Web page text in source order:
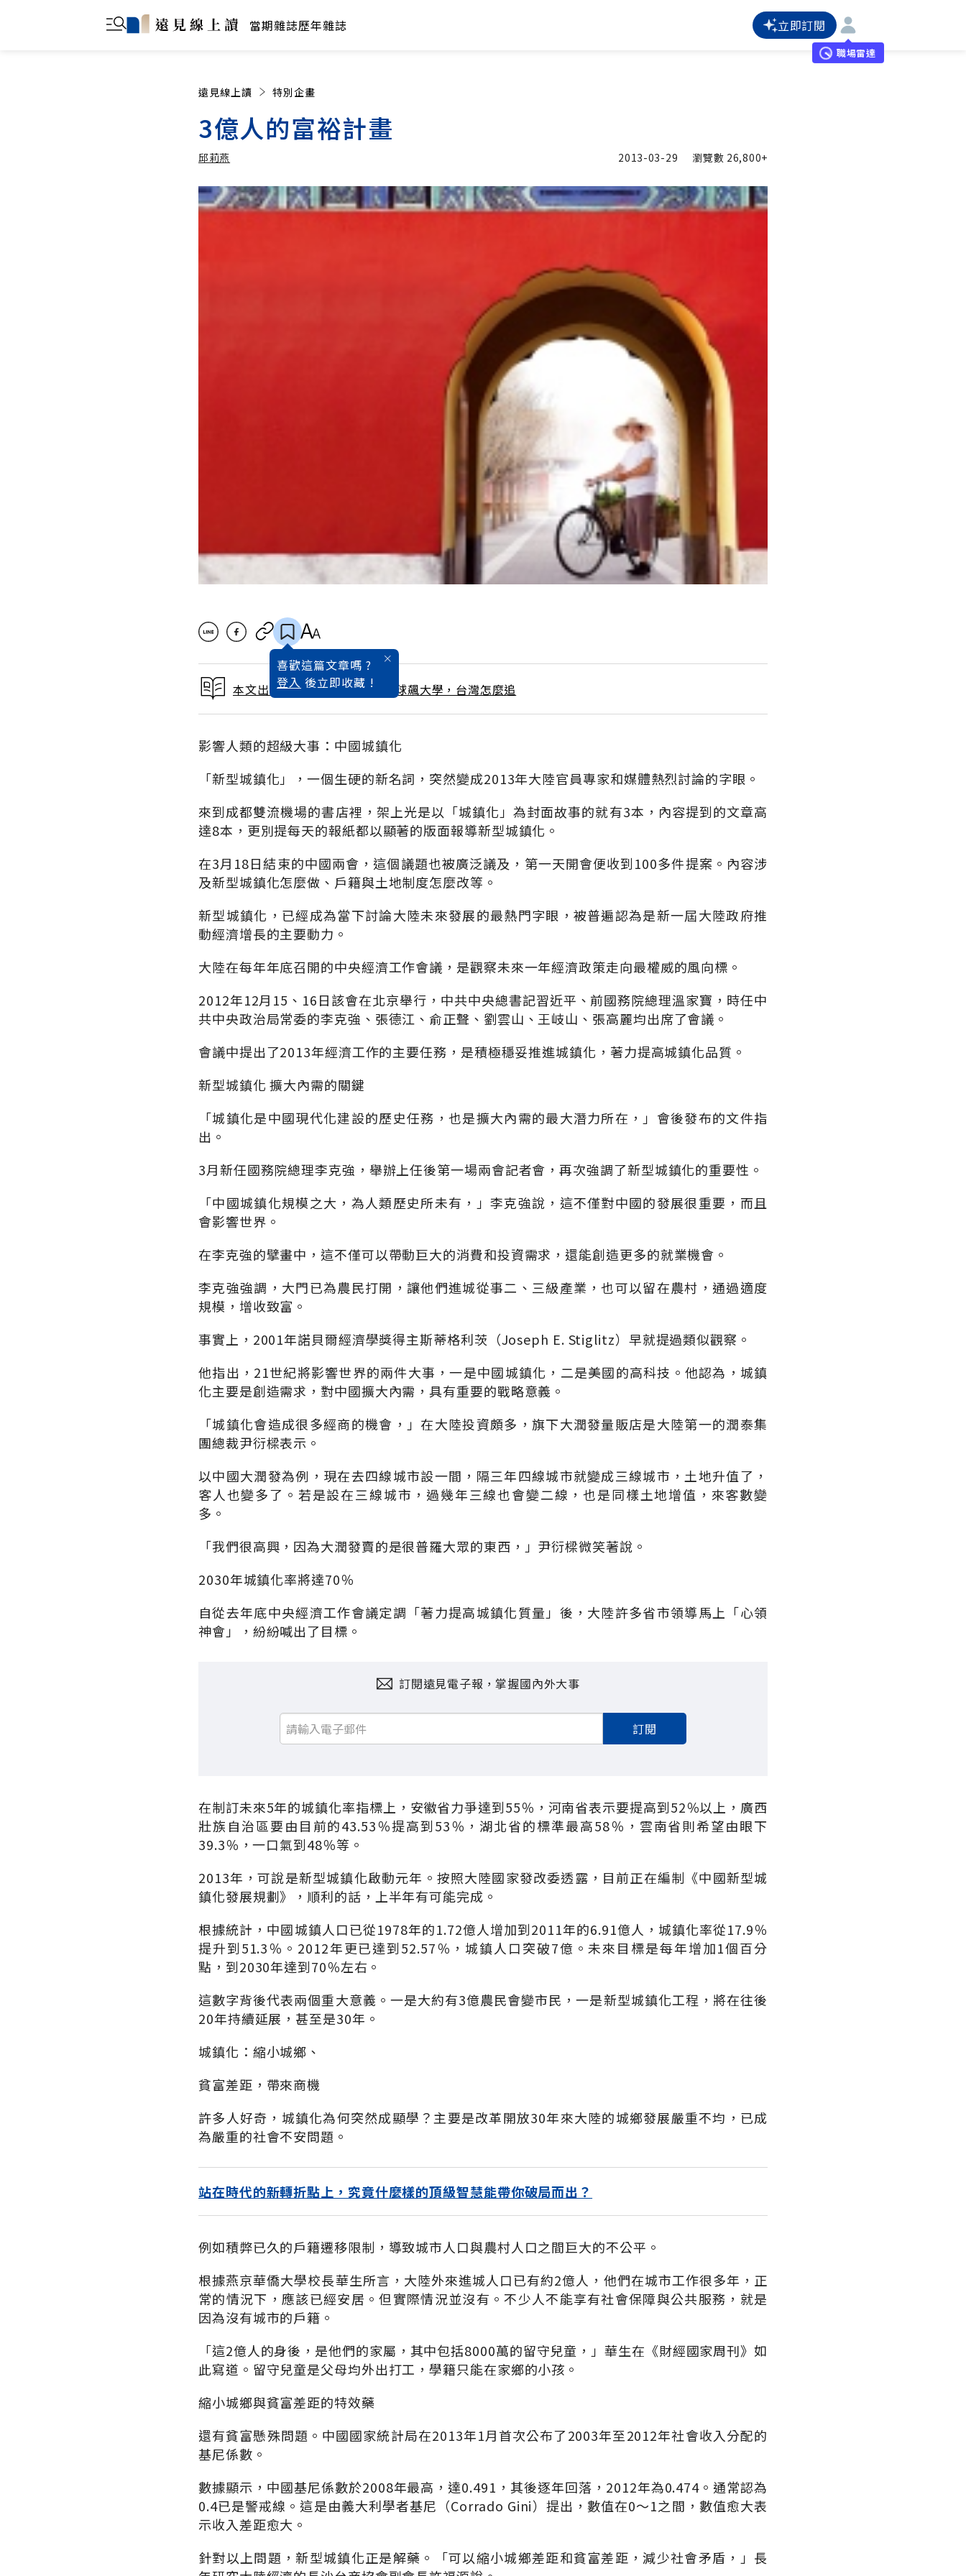
當期雜誌歷年雜誌 立即訂閱
職場雷達
遠見線上讀 特別企畫
3億人的富裕計畫
邱莉燕
邱莉燕 加入追蹤
2013-03-29 瀏覽數 26,800+
喜歡這篇文章嗎 ?
登入 後立即收藏 !
本文出自 2013 / 4月號雜誌 全球飆大學，台灣怎麼追
影響人類的超級大事：中國城鎮化
「新型城鎮化」，一個生硬的新名詞，突然變成2013年大陸官員專家和媒體熱烈討論的字眼。
來到成都雙流機場的書店裡，架上光是以「城鎮化」為封面故事的就有3本，內容提到的文章高
達8本，更別提每天的報紙都以顯著的版面報導新型城鎮化。
在3月18日結束的中國兩會，這個議題也被廣泛議及，第一天開會便收到100多件提案。內容涉
及新型城鎮化怎麼做、戶籍與土地制度怎麼改等。
新型城鎮化，已經成為當下討論大陸未來發展的最熱門字眼，被普遍認為是新一屆大陸政府推
動經濟增長的主要動力。
大陸在每年年底召開的中央經濟工作會議，是觀察未來一年經濟政策走向最權威的風向標。
2012年12月15、16日該會在北京舉行，中共中央總書記習近平、前國務院總理溫家寶，時任中
共中央政治局常委的李克強、張德江、俞正聲、劉雲山、王岐山、張高麗均出席了會議。
會議中提出了2013年經濟工作的主要任務，是積極穩妥推進城鎮化，著力提高城鎮化品質。
新型城鎮化 擴大內需的關鍵
「城鎮化是中國現代化建設的歷史任務，也是擴大內需的最大潛力所在，」會後發布的文件指
出。
3月新任國務院總理李克強，舉辦上任後第一場兩會記者會，再次強調了新型城鎮化的重要性。
「中國城鎮化規模之大，為人類歷史所未有，」李克強說，這不僅對中國的發展很重要，而且
會影響世界。
在李克強的擘畫中，這不僅可以帶動巨大的消費和投資需求，還能創造更多的就業機會。
李克強強調，大門已為農民打開，讓他們進城從事二、三級產業，也可以留在農村，通過適度
規模，增收致富。
事實上，2001年諾貝爾經濟學獎得主斯蒂格利茨（Joseph E. Stiglitz）早就提過類似觀察。
他指出，21世紀將影響世界的兩件大事，一是中國城鎮化，二是美國的高科技。他認為，城鎮
化主要是創造需求，對中國擴大內需，具有重要的戰略意義。
「城鎮化會造成很多經商的機會，」在大陸投資頗多，旗下大潤發量販店是大陸第一的潤泰集
團總裁尹衍樑表示。
以中國大潤發為例，現在去四線城市設一間，隔三年四線城市就變成三線城市，土地升值了，
客人也變多了。若是設在三線城市，過幾年三線也會變二線，也是同樣土地增值，來客數變
多。
「我們很高興，因為大潤發賣的是很普羅大眾的東西，」尹衍樑微笑著說。
2030年城鎮化率將達70％
自從去年底中央經濟工作會議定調「著力提高城鎮化質量」後，大陸許多省市領導馬上「心領
神會」，紛紛喊出了目標。
訂閱遠見電子報，掌握國內外大事
訂閱
在制訂未來5年的城鎮化率指標上，安徽省力爭達到55％，河南省表示要提高到52％以上，廣西
壯族自治區要由目前的43.53％提高到53％，湖北省的標準最高58％，雲南省則希望由眼下
39.3％，一口氣到48％等。
2013年，可說是新型城鎮化啟動元年。按照大陸國家發改委透露，目前正在編制《中國新型城
鎮化發展規劃》，順利的話，上半年有可能完成。
根據統計，中國城鎮人口已從1978年的1.72億人增加到2011年的6.91億人，城鎮化率從17.9％
提升到51.3％。2012年更已達到52.57％，城鎮人口突破7億。未來目標是每年增加1個百分
點，到2030年達到70％左右。
這數字背後代表兩個重大意義。一是大約有3億農民會變市民，一是新型城鎮化工程，將在往後
20年持續延展，甚至是30年。
城鎮化：縮小城鄉、
貧富差距，帶來商機
許多人好奇，城鎮化為何突然成顯學？主要是改革開放30年來大陸的城鄉發展嚴重不均，已成
為嚴重的社會不安問題。
站在時代的新轉折點上，究竟什麼樣的頂級智慧能帶你破局而出？
例如積弊已久的戶籍遷移限制，導致城市人口與農村人口之間巨大的不公平。
根據燕京華僑大學校長華生所言，大陸外來進城人口已有約2億人，他們在城市工作很多年，正
常的情況下，應該已經安居。但實際情況並沒有。不少人不能享有社會保障與公共服務，就是
因為沒有城市的戶籍。
「這2億人的身後，是他們的家屬，其中包括8000萬的留守兒童，」華生在《財經國家周刊》如
此寫道。留守兒童是父母均外出打工，學籍只能在家鄉的小孩。
縮小城鄉與貧富差距的特效藥
還有貧富懸殊問題。中國國家統計局在2013年1月首次公布了2003年至2012年社會收入分配的
基尼係數。
數據顯示，中國基尼係數於2008年最高，達0.491，其後逐年回落，2012年為0.474。通常認為
0.4已是警戒線。這是由義大利學者基尼（Corrado Gini）提出，數值在0～1之間，數值愈大表
示收入差距愈大。
針對以上問題，新型城鎮化正是解藥。「可以縮小城鄉差距和貧富差距，減少社會矛盾，」長